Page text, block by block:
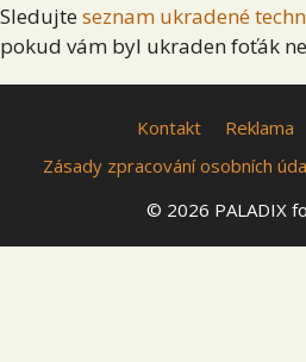
Sledujte seznam ukradené
pokud vám byl ukraden foťák
Kontakt Reklama
Zásady zpracování osobních
© 2026 PALADIX